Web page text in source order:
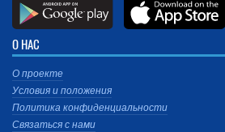
О НАС
О проекте
Условия и положения
Политика конфиденциальности
Связаться с нами